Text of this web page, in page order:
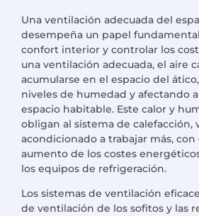
Una ventilación adecuada del
desempeña un papel
confort interior y controlar los
una ventilación adecuada, el aire
acumularse en el espacio del
niveles de humedad y afectando
espacio habitable. Este calor y
obligan al sistema de calefacción,
acondicionado a trabajar más,
aumento de los costes
los equipos de refrigeración.
Los sistemas de ventilación
de ventilación de los sofitos y las